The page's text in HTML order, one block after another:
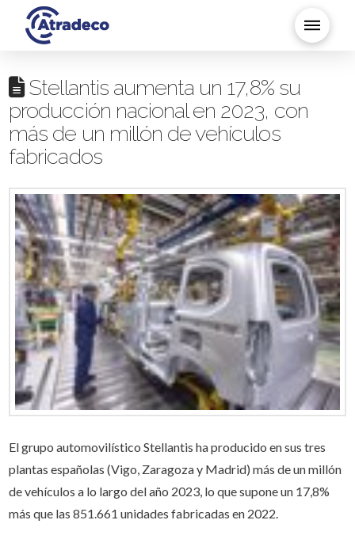
Stellantis aumenta un 17,8% su
producción nacional en 2023, con
más de un millón de vehículos
fabricados
El grupo automovilístico Stellantis ha producido en sus tres
plantas españolas (Vigo, Zaragoza y Madrid) más de un millón
de vehículos a lo largo del año 2023, lo que supone un 17,8%
más que las 851.661 unidades fabricadas en 2022.